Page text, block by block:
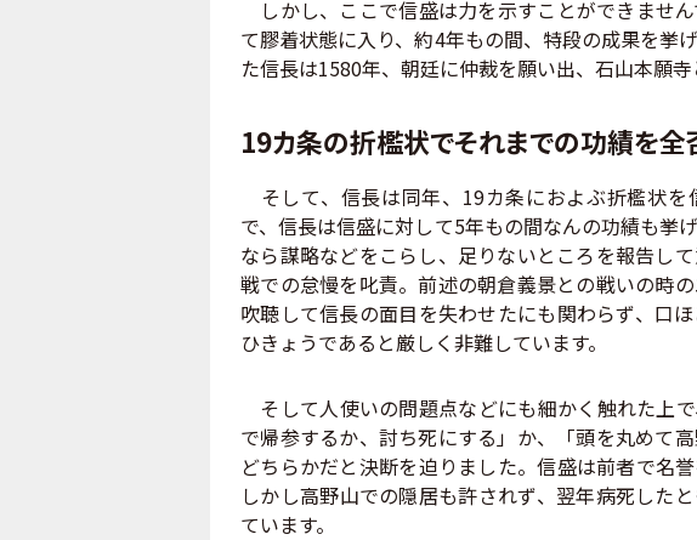
しかし、ここで信盛は力を示すことができませ
て膠着状態に入り、約4年もの間、特段の成果を挙
た信長は1580年、朝廷に仲裁を願い出、石山本願寺
19カ条の折檻状でそれまでの功績を全
そして、信長は同年、19カ条におよぶ折檻状を
で、信長は信盛に対して5年もの間なんの功績も挙
なら謀略などをこらし、足りないところを報告し
戦での怠慢を叱責。前述の朝倉義景との戦いの時
吹聴して信長の面目を失わせたにも関わらず、口
ひきょうであると厳しく非難しています。
そして人使いの問題点などにも細かく触れた上
で帰参するか、討ち死にする」か、「頭を丸めて
どちらかだと決断を迫りました。信盛は前者で名
しかし高野山での隠居も許されず、翌年病死した
ています。